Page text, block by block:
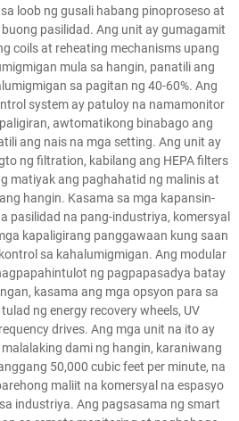
loob ng gusali habang pinoproseso at
pasilidad. Ang unit ay gumagamit
coils at reheating mechanisms upang
mula sa hangin, panatili ang
sa pagitan ng 40-60%. Ang
system ay patuloy na namamonitor
awtomatikong binabago ang
ang nais na mga setting. Ang unit ay
ng filtration, kabilang ang HEPA filters
matiyak ang paghahatid ng malinis at
hangin. Kasama sa mga kapansin-
pasilidad na pang-industriya, komersyal
kapaligirang panggawaan kung saan
sa kahalumigmigan. Ang modular
ng pagpapasadya batay
kasama ang mga opsyon para sa
ng energy recovery wheels, UV
drives. Ang mga unit na ito ay
dami ng hangin, karaniwang
50,000 cubic feet per minute, na
maliit na komersyal na espasyo
industriya. Ang pagsasama ng smart